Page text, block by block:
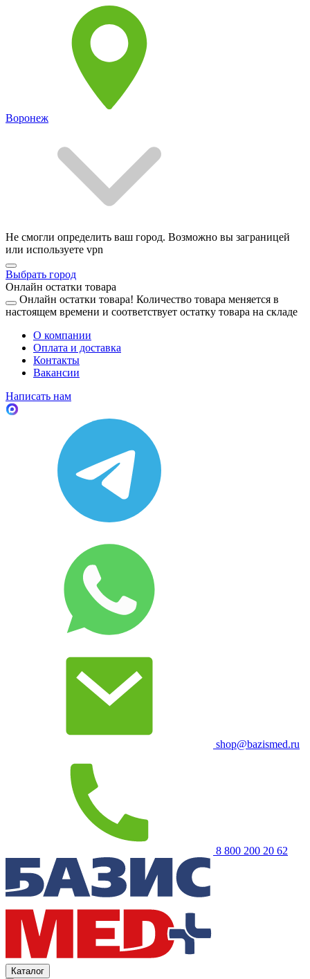
Воронеж
Не смогли определить ваш город. Возможно вы заграницей
или используете vpn
Выбрать город
Онлайн остатки товара
Онлайн остатки товара! Количество товара меняется в
настоящем времени и соответствует остатку товара на складе
О компании
Оплата и доставка
Контакты
Вакансии
Написать нам
shop@bazismed.ru
8 800 200 20 62
Каталог